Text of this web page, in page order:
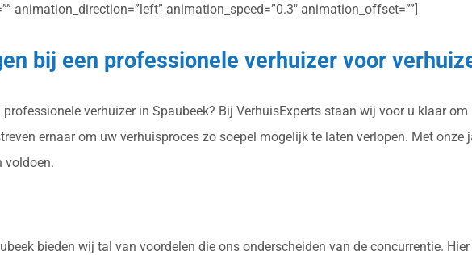
animation_direction=”left” animation_speed=”0.3″ animation_offset=””]
bij een professionele verhuizer voor
verhuizer in Spaubeek? Bij VerhuisExperts staan wij voor u klaar
ernaar om uw verhuisproces zo soepel mogelijk te laten verlopen. Met
voldoen.
bieden wij tal van voordelen die ons onderscheiden van de concurrentie.